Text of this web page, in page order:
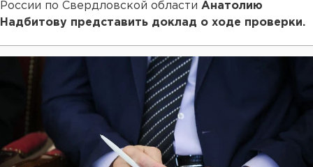
России по Свердловской области Анатолию
Надбитову представить доклад о ходе проверки.